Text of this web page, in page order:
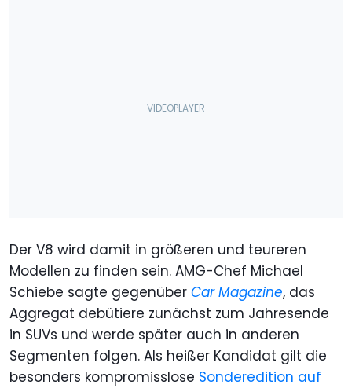
Der V8 wird damit in größeren und teureren
Modellen zu finden sein. AMG-Chef Michael
Schiebe sagte gegenüber Car Magazine, das
Aggregat debütiere zunächst zum Jahresende
in SUVs und werde später auch in anderen
Segmenten folgen. Als heißer Kandidat gilt die
besonders kompromisslose Sonderedition auf